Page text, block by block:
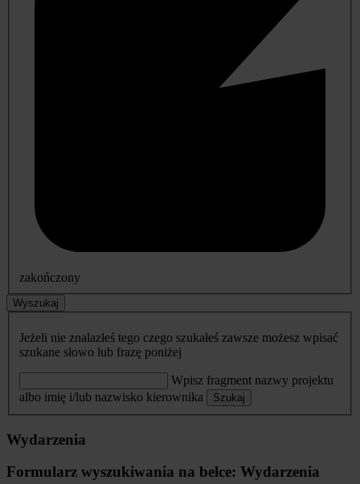
zakończony
Wyszukaj
Jeżeli nie znalazłeś tego czego szukałeś zawsze możesz wpisać
szukane słowo lub frazę poniżej
Wpisz fragment nazwy projektu
albo imię i/lub nazwisko kierownika
Szukaj
Wydarzenia
Formularz wyszukiwania na belce: Wydarzenia